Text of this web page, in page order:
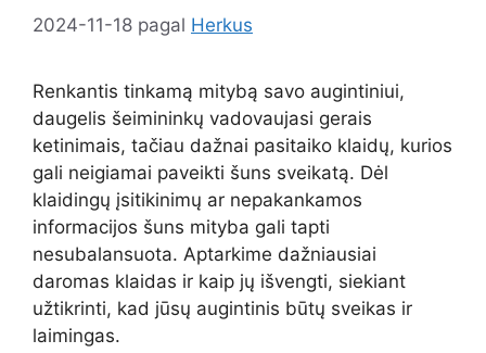
2024-11-18 pagal Herkus
Renkantis tinkamą mitybą savo augintiniui,
daugelis šeimininkų vadovaujasi gerais
ketinimais, tačiau dažnai pasitaiko klaidų, kurios
gali neigiamai paveikti šuns sveikatą. Dėl
klaidingų įsitikinimų ar nepakankamos
informacijos šuns mityba gali tapti
nesubalansuota. Aptarkime dažniausiai
daromas klaidas ir kaip jų išvengti, siekiant
užtikrinti, kad jūsų augintinis būtų sveikas ir
laimingas.